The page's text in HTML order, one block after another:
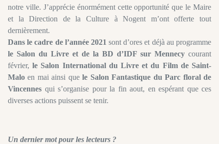
notre ville. J’apprécie énormément cette opportunité que le Maire
et la Direction de la Culture à Nogent m’ont offerte tout
dernièrement.
Dans le cadre de l’année 2021 sont d’ores et déjà au programme
le Salon du Livre et de la BD d’IDF sur Mennecy courant
février,le Salon International du Livre et du Film de Saint-
Malo en mai ainsi quele Salon Fantastique du Parc floral de
Vincennes qui s’organise pour la fin aout, en espérant que ces
diverses actions puissent se tenir.
Un dernier mot pour les lecteurs ?